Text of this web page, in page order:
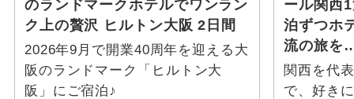
のランドマークホテルでワンラン
ク上の贅沢 ヒルトン大阪 2日間
2026年9月で開業40周年を迎える大
阪のランドマーク「ヒルトン大
阪」にご宿泊♪
ール関西
泊ずつホ
流の旅を
関西を代
で、好き